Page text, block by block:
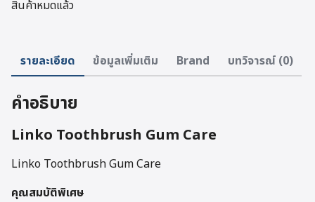
สินค้าหมดแล้ว
รายละเอียด ข้อมูลเพิ่มเติม Brand บทวิจารณ์ (0)
คำอธิบาย
Linko Toothbrush Gum Care
Linko Toothbrush Gum Care
คุณสมบัติพิเศษ